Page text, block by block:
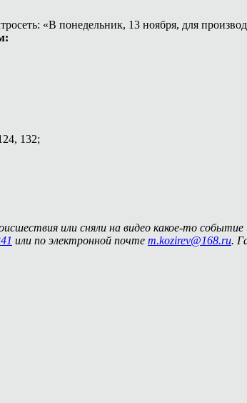
«В понедельник, 13 ноября, для
132;
или сняли на видео какое-то
или по электронной почте m.kozirev@168.ru.